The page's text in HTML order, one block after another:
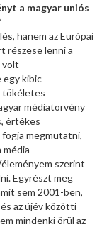
a magyar uniós
hanem az Európai
részese lenni a
volt
egy kibic
tökéletes
médiatörvény
értékes
fogja megmutatni,
média
szerint
Egyrészt meg
sem 2001-ben,
az újév közötti
mindenki örül az